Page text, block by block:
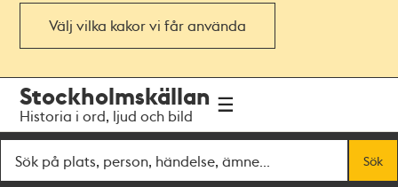
Välj vilka kakor vi får använda
navigationen
huvudinnehållet
Stockholmskällan
Historia i ord, ljud och bild
Sök